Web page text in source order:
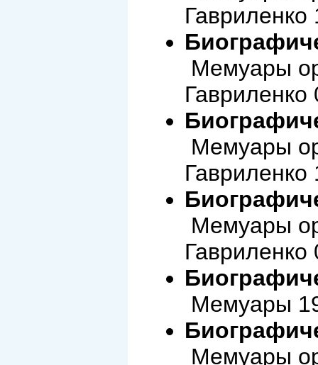
Мемуары
Мемуары
Мемуары
Мемуары
Мемуары